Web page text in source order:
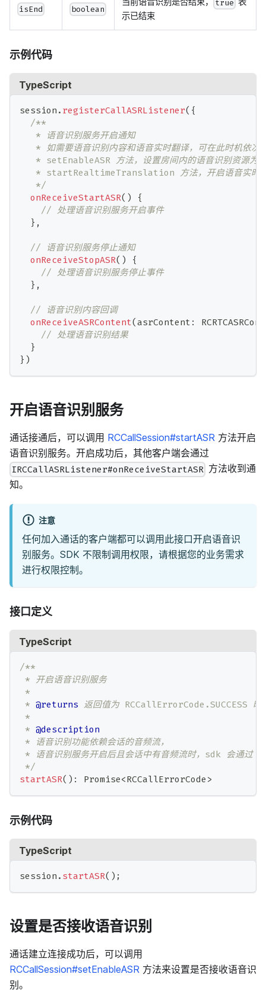
isEnd boolean
true
示已结束
示例代码
TypeScript
session . registerCallASRListener( {
/**
   * 语音识别服务开启通知
* 如需要语音识别内容和语音实时翻译，可在此时机依
* setEnableASR 方法，设置房间内的语音识别资源
* startRealtimeTranslation 方法，开启语音实时
   */
onReceiveStartASR( )
{
// 处理语音识别服务开启事件
} ,
// 语音识别服务停止通知
onReceiveStopASR( )
{
// 处理语音识别服务停止事件
} ,
// 语音识别内容回调
onReceiveASRContent(asrContent :
// 处理语音识别结果
}
} )
开启语音识别服务
通话接通后，可以调用 RCCallSession#startASR 方法开启
语音识别服务。开启成功后，其他客户端会通过
IRCCallASRListener#onReceiveStartASR 方法收到通
知。
注意
任何加入通话的客户端都可以调用此接口开启语音识
别服务。SDK 不限制调用权限，请根据您的业务需求
进行权限控制。
接口定义
TypeScript
/**
* 开启语音识别服务
*
* @returns 返回值为 RCCallErrorCode.SUCCESS 时
*
* @description
* 语音识别功能依赖会话的音频流，
* 语音识别服务开启后且会话中有音频流时，sdk 会通
*/
startASR( ) : Promise<RCCallErrorCode >
示例代码
TypeScript
session . startASR( ) ;
设置是否接收语音识别
通话建立连接成功后，可以调用
RCCallSession#setEnableASR 方法来设置是否接收语音识
别。